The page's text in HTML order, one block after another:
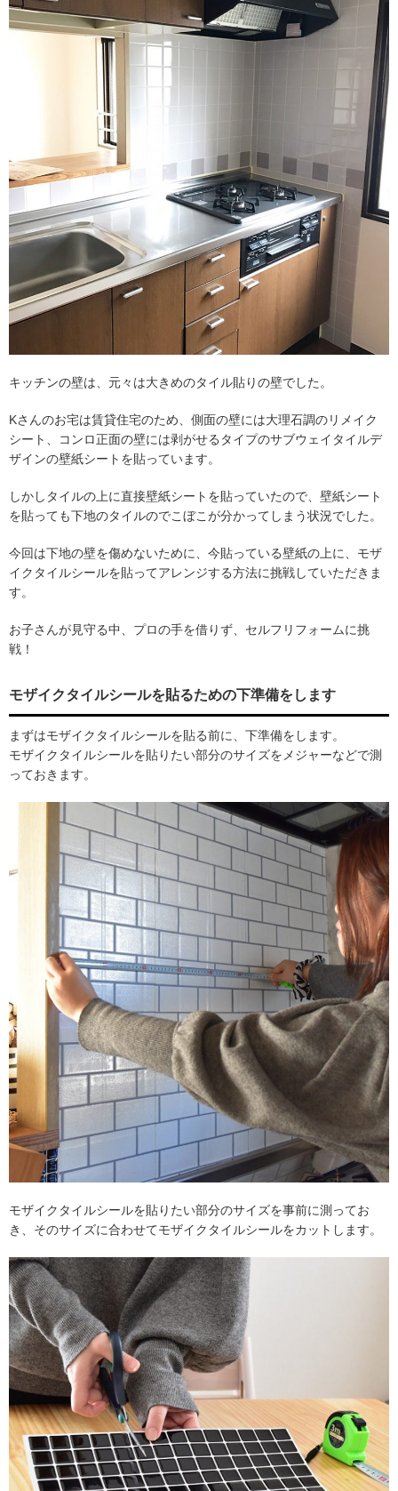
キッチンの壁は、元々は大きめのタイル貼りの壁でした。
Kさんのお宅は賃貸住宅のため、側面の壁には大理石調のリメイク
シート、コンロ正面の壁には剥がせるタイプのサブウェイタイルデ
ザインの壁紙シートを貼っています。
しかしタイルの上に直接壁紙シートを貼っていたので、壁紙シート
を貼っても下地のタイルのでこぼこが分かってしまう状況でした。
今回は下地の壁を傷めないために、今貼っている壁紙の上に、モザ
イクタイルシールを貼ってアレンジする方法に挑戦していただきま
す。
お子さんが見守る中、プロの手を借りず、セルフリフォームに挑
戦！
モザイクタイルシールを貼るための下準備をします
まずはモザイクタイルシールを貼る前に、下準備をします。
モザイクタイルシールを貼りたい部分のサイズをメジャーなどで測
っておきます。
モザイクタイルシールを貼りたい部分のサイズを事前に測ってお
き、そのサイズに合わせてモザイクタイルシールをカットします。